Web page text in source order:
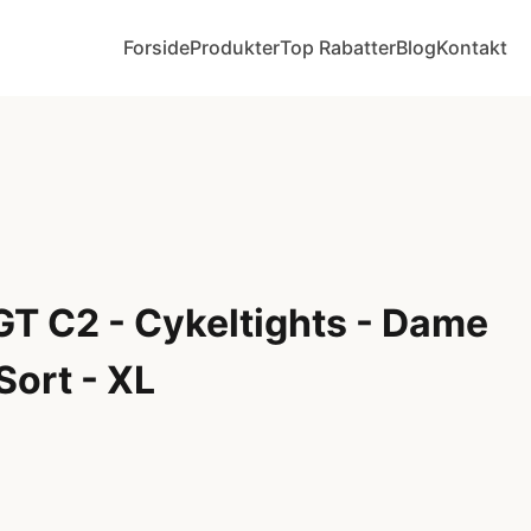
ForsideProdukterTop RabatterBlogKontakt
C2 - Cykeltights - Dame
- XL